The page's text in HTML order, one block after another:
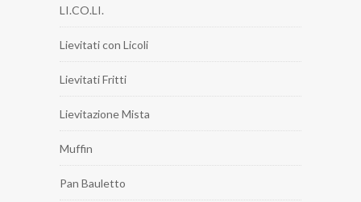
LI.CO.LI.
Lievitati con Licoli
Lievitati Fritti
Lievitazione Mista
Muffin
Pan Bauletto